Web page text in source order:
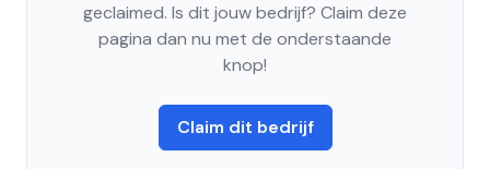
geclaimed. Is dit jouw bedrijf? Claim deze
pagina dan nu met de onderstaande
knop!
Claim dit bedrijf